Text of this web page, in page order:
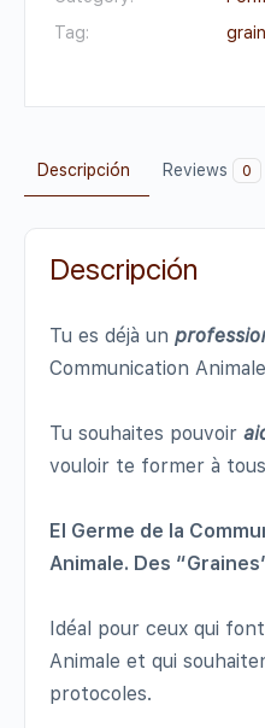
Tag:
Descripción Reviews 0
Descripción
Tu es déjà un
Communication
Tu souhaites pouvoir
vouloir te former à
El Germe de la
Animale. Des
Idéal pour ceux qui
Animale et qui
protocoles.